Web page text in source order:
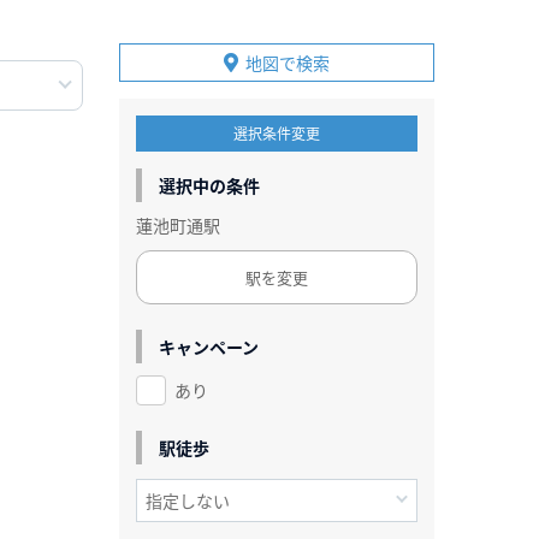
地図で検索
選択条件変更
選択中の条件
蓮池町通駅
駅を変更
キャンペーン
あり
駅徒歩